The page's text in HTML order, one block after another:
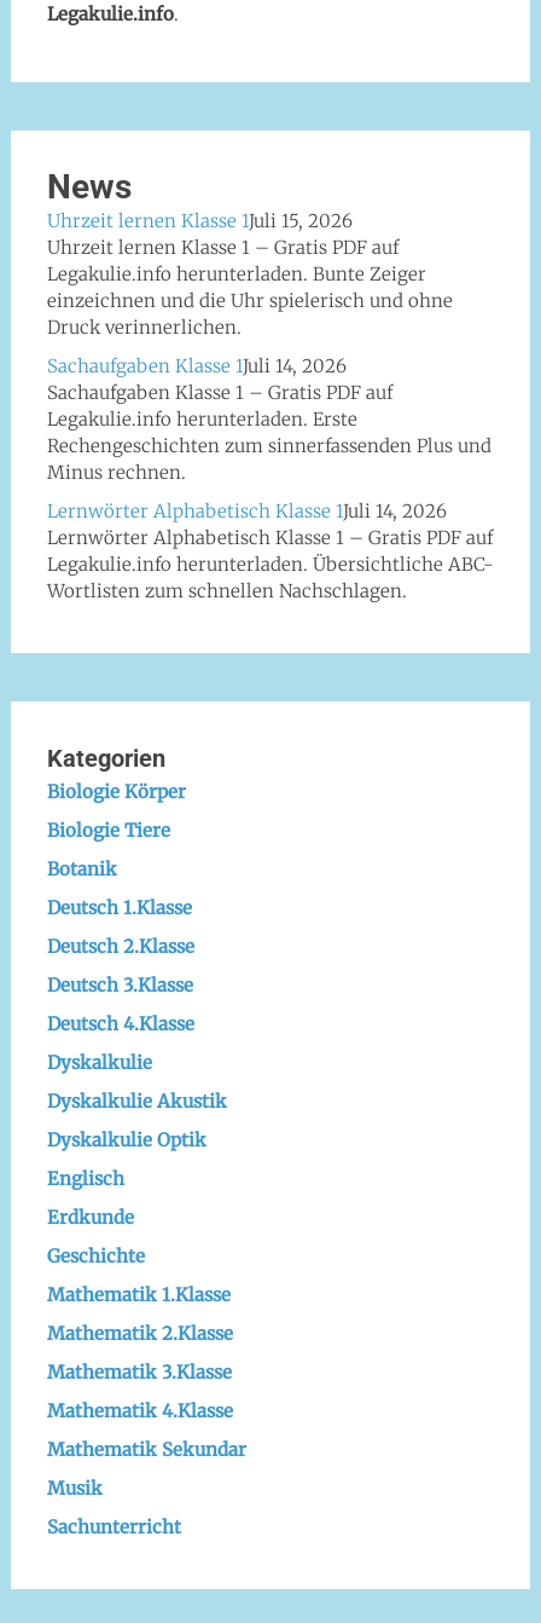
Legakulie.info.
News
Uhrzeit lernen Klasse 1Juli 15, 2026
Uhrzeit lernen Klasse 1 – Gratis PDF auf
Legakulie.info herunterladen. Bunte Zeiger
einzeichnen und die Uhr spielerisch und ohne
Druck verinnerlichen.
Sachaufgaben Klasse 1Juli 14, 2026
Sachaufgaben Klasse 1 – Gratis PDF auf
Legakulie.info herunterladen. Erste
Rechengeschichten zum sinnerfassenden Plus und
Minus rechnen.
Lernwörter Alphabetisch Klasse 1Juli 14, 2026
Lernwörter Alphabetisch Klasse 1 – Gratis PDF auf
Legakulie.info herunterladen. Übersichtliche ABC-
Wortlisten zum schnellen Nachschlagen.
Kategorien
Biologie Körper
Biologie Tiere
Botanik
Deutsch 1.Klasse
Deutsch 2.Klasse
Deutsch 3.Klasse
Deutsch 4.Klasse
Dyskalkulie
Dyskalkulie Akustik
Dyskalkulie Optik
Englisch
Erdkunde
Geschichte
Mathematik 1.Klasse
Mathematik 2.Klasse
Mathematik 3.Klasse
Mathematik 4.Klasse
Mathematik Sekundar
Musik
Sachunterricht